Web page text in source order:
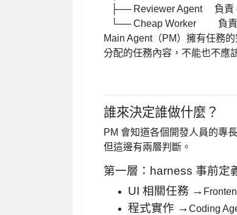
├── Reviewer Agent
負責
└── Cheap Worker
負責
Main Agent（PM）擁有任務
分配的任務內容，不能也不應
誰來決定誰做什麼？
PM 會知道各個開發人員的專
但這邊有兩層判斷。
第一層：harness 事前定
UI 相關任務 →
程式實作 → Coding